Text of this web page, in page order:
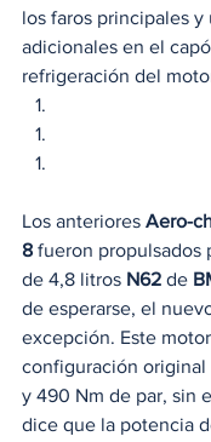
los faros principales y
adicionales en el
refrigeración del
Los anteriores Aero-
8 fueron propulsados
de 4,8 litros N62 de
de esperarse, el
excepción. Este
configuración original
y 490 Nm de par, sin
dice que la potencia